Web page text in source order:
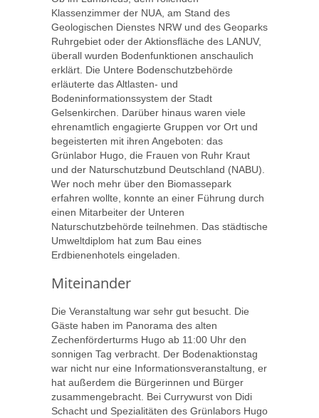
Klassenzimmer der NUA, am Stand des
Geologischen Dienstes NRW und des Geoparks
Ruhrgebiet oder der Aktionsfläche des LANUV,
überall wurden Bodenfunktionen anschaulich
erklärt. Die Untere Bodenschutzbehörde
erläuterte das Altlasten- und
Bodeninformationssystem der Stadt
Gelsenkirchen. Darüber hinaus waren viele
ehrenamtlich engagierte Gruppen vor Ort und
begeisterten mit ihren Angeboten: das
Grünlabor Hugo, die Frauen von Ruhr Kraut
und der Naturschutzbund Deutschland (NABU).
Wer noch mehr über den Biomassepark
erfahren wollte, konnte an einer Führung durch
einen Mitarbeiter der Unteren
Naturschutzbehörde teilnehmen. Das städtische
Umweltdiplom hat zum Bau eines
Erdbienenhotels eingeladen.
Miteinander
Die Veranstaltung war sehr gut besucht. Die
Gäste haben im Panorama des alten
Zechenförderturms Hugo ab 11:00 Uhr den
sonnigen Tag verbracht. Der Bodenaktionstag
war nicht nur eine Informationsveranstaltung, er
hat außerdem die Bürgerinnen und Bürger
zusammengebracht. Bei Currywurst von Didi
Schacht und Spezialitäten des Grünlabors Hugo